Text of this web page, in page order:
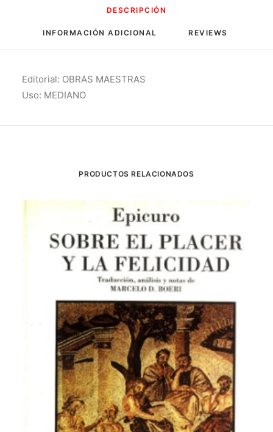
DESCRIPCIÓN
INFORMACIÓN ADICIONAL REVIEWS
Editorial: OBRAS MAESTRAS
Uso: MEDIANO
PRODUCTOS RELACIONADOS